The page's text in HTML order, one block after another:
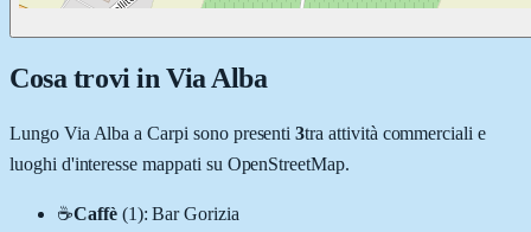
Cosa trovi in Via Alba
Lungo Via Alba aCarpi sono presenti 3tra attività commerciali e
luoghi d'interesse mappati su OpenStreetMap.
☕Caffè (1):Bar Gorizia